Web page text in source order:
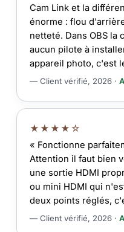
Cam Link et la
énorme : flou
netteté. Dans OBS la
aucun pilote à
appareil photo, c'est
— Client vérifié, 2026 ·
★★★★☆
« Fonctionne
Attention il faut bien
une sortie HDMI
ou mini HDMI qui
deux points réglés,
— Client vérifié, 2026 ·